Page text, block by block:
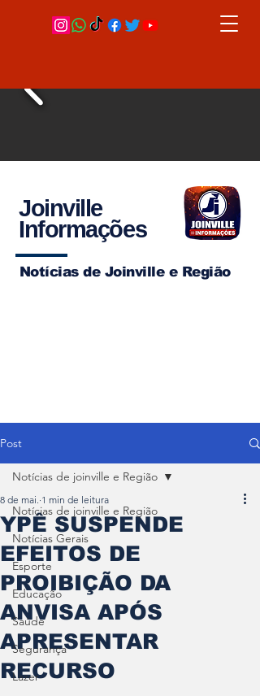
Joinville
Informações
Notícias de Joinville e Região
Post
Notícias de joinville e Região
Notícias Gerais
Esporte
Educação
Saúde
Segurança
Lazer
Notícias de joinville e Região
YPÊ SUSPENDE
EFEITOS DE
PROIBIÇÃO DA
ANVISA APÓS
APRESENTAR
RECURSO
8 de mai. 1 min de leitura